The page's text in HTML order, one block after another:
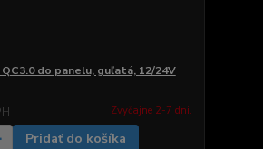
QC3.0 do panelu, guľatá, 12/24V
Zvyčajne 2-7 dni.
Pridať do košíka